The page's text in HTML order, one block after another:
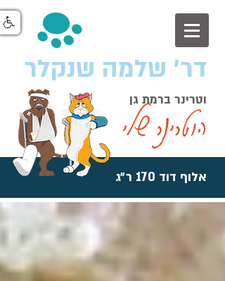
וטרינר ברמת גן
אלוף דוד 170 ר״ג
דר׳ שלמה שנקלר
הוטרינר שלי